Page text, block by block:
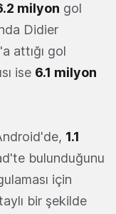
milyon gol
Didier
attığı gol
ise 6.1 milyon
1.1
bulunduğunu
için
bir şekilde